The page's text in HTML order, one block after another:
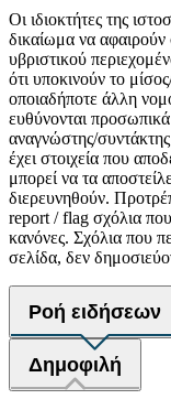
Οι ιδιοκτήτες της
δικαίωμα να
υβριστικού
ότι υποκινούν το
οποιαδήποτε άλλη
ευθύνονται
αναγνώστης/συντάκτης
έχει στοιχεία που
μπορεί να τα
διερευνηθούν.
report / flag σχόλια
κανόνες. Σχόλια που
σελίδα, δεν
Ροή ειδήσεων
Δημοφιλή